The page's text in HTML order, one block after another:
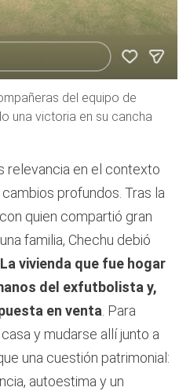
del equipo de
una victoria en su cancha
relevancia en el contexto
profundos. Tras la
quien compartió gran
familia, Chechu debió
La vivienda que fue hogar
del exfutbolista y,
en venta . Para
y mudarse allí junto a
una cuestión patrimonial:
autoestima y un